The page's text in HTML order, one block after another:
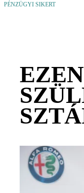
PÉNZÜGYI SIKERT